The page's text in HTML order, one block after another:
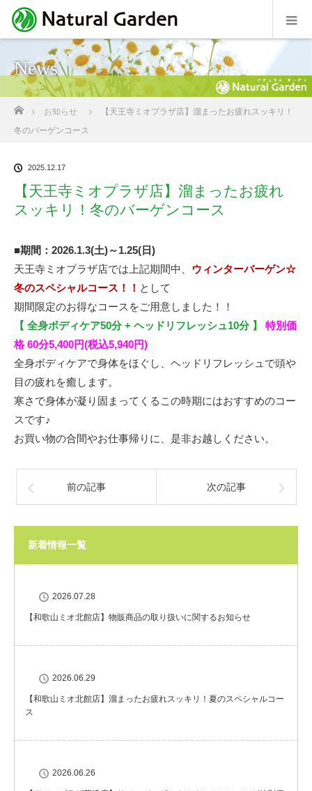
News
ホーム
お知らせ
【天王寺ミオプラザ店】溜まったお疲れスッキリ！
冬のバーゲンコース
2025.12.17
【天王寺ミオプラザ店】溜まったお疲れ
スッキリ！冬のバーゲンコース
■期間：2026.1.3(土)～1.25(日)
天王寺ミオプラザ店では上記期間中、 ウィンターバーゲン☆
冬のスペシャルコース！！ として
期間限定のお得なコースをご用意しました！！
【 全身ボディケア50分 + ヘッドリフレッシュ10分 】
特別価
格 60分5,400円(税込5,940円)
全身ボディケアで身体をほぐし、ヘッドリフレッシュで頭や
目の疲れを癒します。
寒さで身体が凝り固まってくるこの時期にはおすすめのコー
スです♪
お買い物の合間やお仕事帰りに、是非お越しください。
前の記事 次の記事
新着情報一覧
2026.07.28
【和歌山ミオ北館店】物販商品の取り扱いに関するお知らせ
2026.06.29
【和歌山ミオ北館店】溜まったお疲れスッキリ！夏のスペシャルコー
ス
2026.06.26